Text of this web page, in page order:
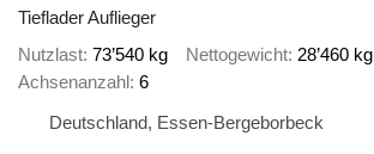
Tieflader Auflieger
Nutzlast 73’540 kg Nettogewicht 28’460 kg
Achsenanzahl 6
Deutschland, Essen-Bergeborbeck